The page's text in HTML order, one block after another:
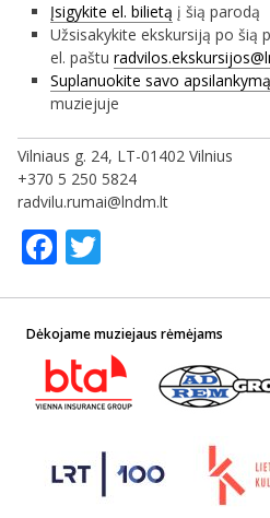
Įsigykite el. bilietą į šią parodą
Užsisakykite ekskursiją po šią
el. paštu
Suplanuokite savo apsilankymą
muziejuje
Vilniaus g. 24, LT-01402 Vilnius
+370 5 250 5824
radvilu.rumai@lndm.lt
Facebook
Dėkojame muziejaus rėmėjams